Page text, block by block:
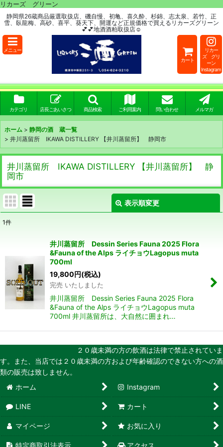
リカーズ グリーン
静岡県26蔵商品厳選取扱店、磯自慢、初亀、喜久酔、杉錦、志太泉、若竹、正
雪、臥龍梅、高砂、喜平、葵天下、開運など正規価格で買えるリカーズグリーン
💕💕地酒酒粕取扱店☺
メニュー
カート
リカー
ズ グリ
ーン
Instagram
カテゴリ 店長ごあいさつ 商品検索 ご利用案内 問い合わせ メルマガ
ホーム > 静岡の酒 蔵一覧
> 井川蒸留所 IKAWA DISTILLERY 【井川蒸留所】 静岡市
井川蒸留所 IKAWA DISTILLERY 【井川蒸留所】 静
岡市
表示順変更
絞り込む
1件
井川蒸留所 Dessin Series Fauna 2025 Flora
&Fauna of the Alps ライチョウLagopus muta
700ml
19,800円(税込)
完売 いたしました
井川蒸留所 Dessin Series Fauna 2025 Flora
&Fauna of the Alps ライチョウLagopus muta
700ml 井川蒸留所は、大自然に囲まれ…
２０歳未満の方の飲酒は法律で禁止されていま
す。また、当店では２０歳未満の方および年齢確認のできない方への酒
類の販売は致しません。
ホーム
Instagram
LINE カート
マイページ お気に入り
特定商取引法表示 アクセス